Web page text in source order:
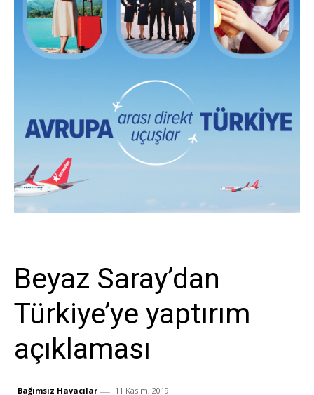
Beyaz Saray’dan
Türkiye’ye yaptırım
açıklaması
Bağımsız Havacılar 11 Kasım, 2019